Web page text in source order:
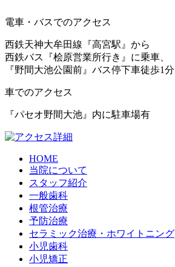
電車・バスでのアクセス
西鉄天神大牟田線『高宮駅』から
西鉄バス『桧原営業所行き』に乗車、
『野間大池公園前』バス停下車徒歩1分
車でのアクセス
『パセオ野間大池』内に駐車場有
HOME
当院について
スタッフ紹介
一般歯科
根管治療
予防治療
セラミック治療・ホワイトニング
小児歯科
小児矯正